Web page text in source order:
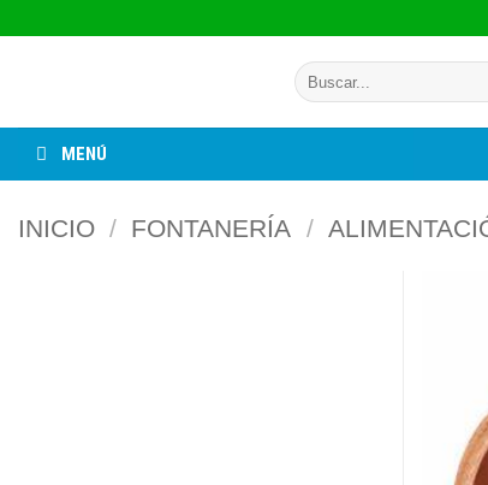
Buscar
por:
MENÚ
INICIO / FONTANERÍA /